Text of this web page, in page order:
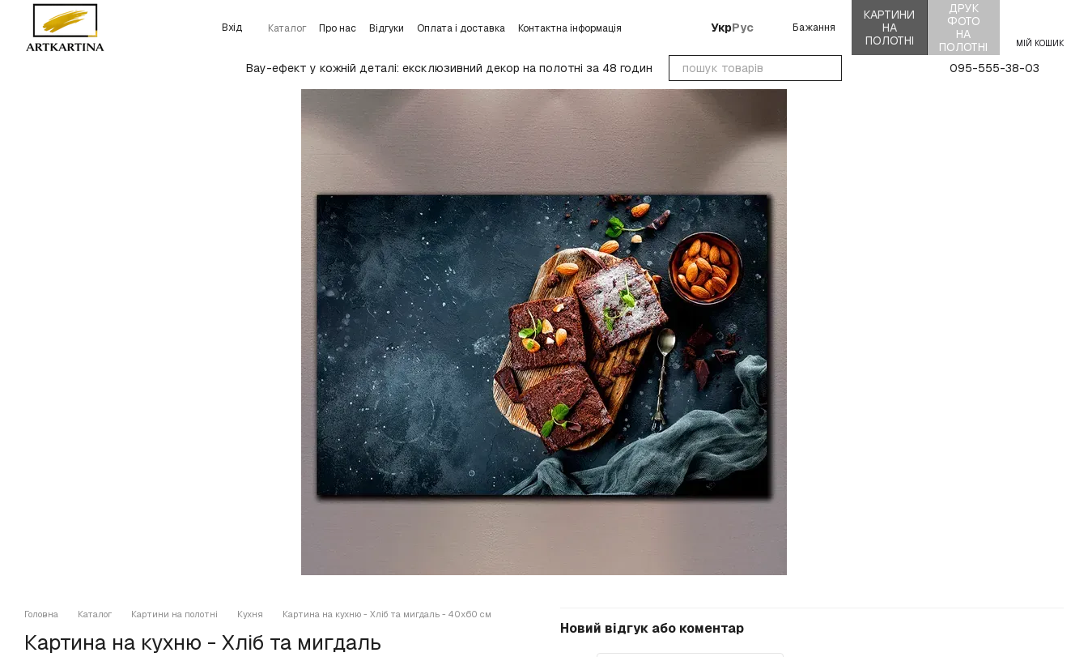
Перейти до основного контенту
Вхід Каталог Про нас Відгуки Оплата і доставка
Контактна інформація
УкрРус Бажання
КАРТИНИ
НА
ПОЛОТНІ
ДРУК
ФОТО
НА
ПОЛОТНІ
МІЙ КОШИК
Вау-ефект у кожній деталі: ексклюзивний декор на полотні за 48 годин 095-555-38-03
Головна Каталог Картини на полотні Кухня Картина на кухню - Хліб та мигдаль - 40х60 см
Картина на кухню - Хліб та мигдаль
Новий відгук або коментар